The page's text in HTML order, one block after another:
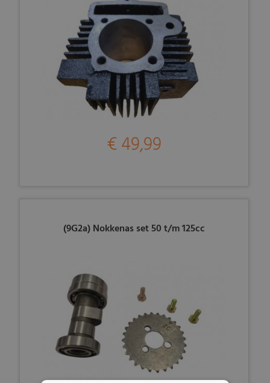
€ 49,99
(9G2a) Nokkenas set 50 t/m 125cc